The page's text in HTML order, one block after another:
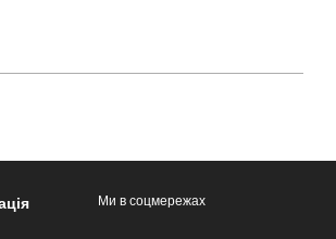
Ми в соцмережах